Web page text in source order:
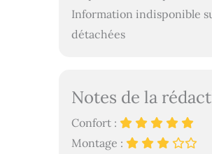
Information indisponible
détachées
Notes de la
Confort :
Montage :